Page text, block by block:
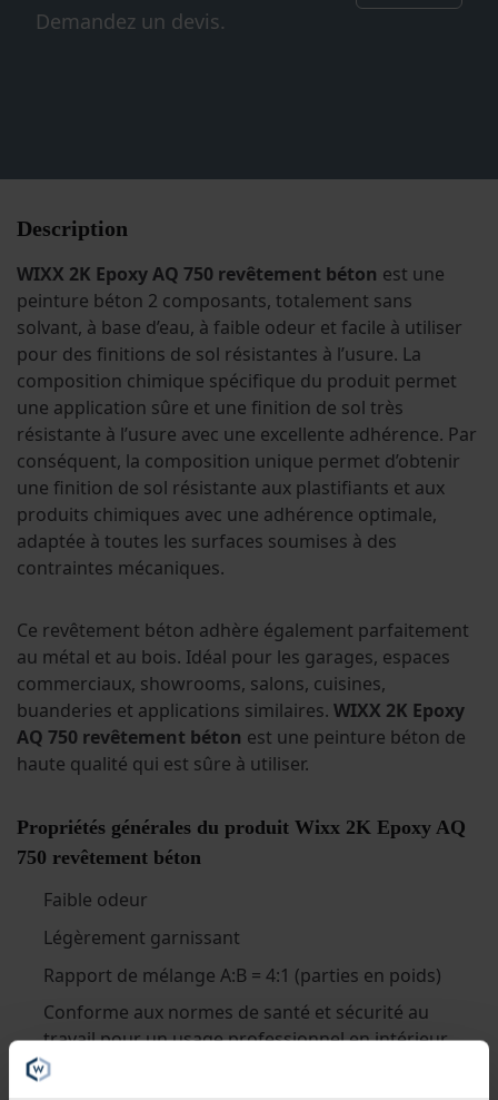
Demandez un devis.
Description
WIXX 2K Epoxy AQ 750 revêtement béton est une
peinture béton 2 composants, totalement sans
solvant, à base d’eau, à faible odeur et facile à utiliser
pour des finitions de sol résistantes à l’usure. La
composition chimique spécifique du produit permet
une application sûre et une finition de sol très
résistante à l’usure avec une excellente adhérence. Par
conséquent, la composition unique permet d’obtenir
une finition de sol résistante aux plastifiants et aux
produits chimiques avec une adhérence optimale,
adaptée à toutes les surfaces soumises à des
contraintes mécaniques.
Ce revêtement béton adhère également parfaitement
au métal et au bois. Idéal pour les garages, espaces
commerciaux, showrooms, salons, cuisines,
buanderies et applications similaires. WIXX 2K Epoxy
AQ 750 revêtement béton est une peinture béton de
haute qualité qui est sûre à utiliser.
Propriétés générales du produit Wixx 2K Epoxy AQ
750 revêtement béton
Faible odeur
Légèrement garnissant
Rapport de mélange A:B = 4:1 (parties en poids)
Conforme aux normes de santé et sécurité au
travail pour un usage professionnel en intérieur
Bonnes propriétés d’écoulement